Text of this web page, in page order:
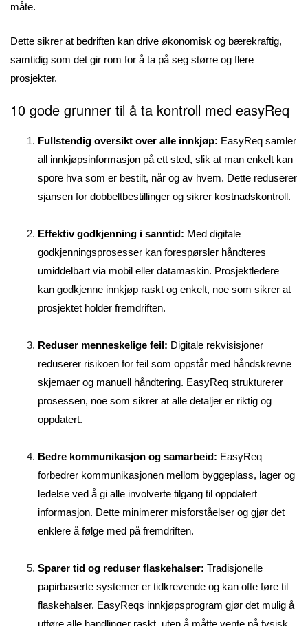
måte.
Dette sikrer at bedriften kan drive økonomisk og bærekraftig,
samtidig som det gir rom for å ta på seg større og flere
prosjekter.
10 gode grunner til å ta kontroll med easyReq
Fullstendig oversikt over alle innkjøp: EasyReq samler
all innkjøpsinformasjon på ett sted, slik at man enkelt kan
spore hva som er bestilt, når og av hvem. Dette reduserer
sjansen for dobbeltbestillinger og sikrer kostnadskontroll.
Effektiv godkjenning i sanntid: Med digitale
godkjenningsprosesser kan forespørsler håndteres
umiddelbart via mobil eller datamaskin. Prosjektledere
kan godkjenne innkjøp raskt og enkelt, noe som sikrer at
prosjektet holder fremdriften.
Reduser menneskelige feil: Digitale rekvisisjoner
reduserer risikoen for feil som oppstår med håndskrevne
skjemaer og manuell håndtering. EasyReq strukturerer
prosessen, noe som sikrer at alle detaljer er riktig og
oppdatert.
Bedre kommunikasjon og samarbeid: EasyReq
forbedrer kommunikasjonen mellom byggeplass, lager og
ledelse ved å gi alle involverte tilgang til oppdatert
informasjon. Dette minimerer misforståelser og gjør det
enklere å følge med på fremdriften.
Sparer tid og reduser flaskehalser: Tradisjonelle
papirbaserte systemer er tidkrevende og kan ofte føre til
flaskehalser. EasyReqs innkjøpsprogram gjør det mulig å